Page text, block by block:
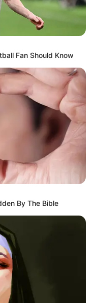
o municiones, los
NEWS
que le
bien informado, por
de Alerta.
Fan Should Know
By The Bible